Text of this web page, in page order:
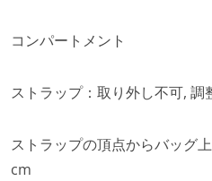
コンパートメント
ストラップ：取り外し不可, 調
ストラップの頂点からバッグ
cm